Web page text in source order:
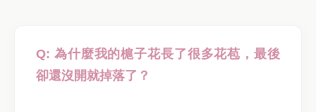
Q: 為什麼我的槴子花長了很多花苞，最後
卻還沒開就掉落了？